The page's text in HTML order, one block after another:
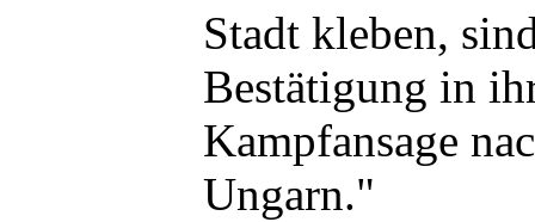
Stadt kleben,
Bestätigung in
Kampfansage
Ungarn."